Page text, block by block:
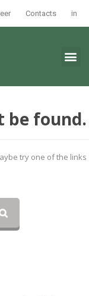
Contacts in
be found.
try one of the links